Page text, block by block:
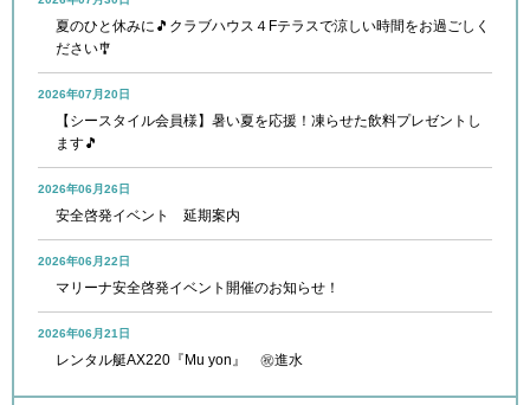
夏のひと休みに🎵クラブハウス４Fテラスで涼しい時間をお過ごしく
ださい🎐
2026年07月20日
【シースタイル会員様】暑い夏を応援！凍らせた飲料プレゼントし
ます🎵
2026年06月26日
安全啓発イベント 延期案内
2026年06月22日
マリーナ安全啓発イベント開催のお知らせ！
2026年06月21日
レンタル艇AX220『Mu yon』 ㊗進水